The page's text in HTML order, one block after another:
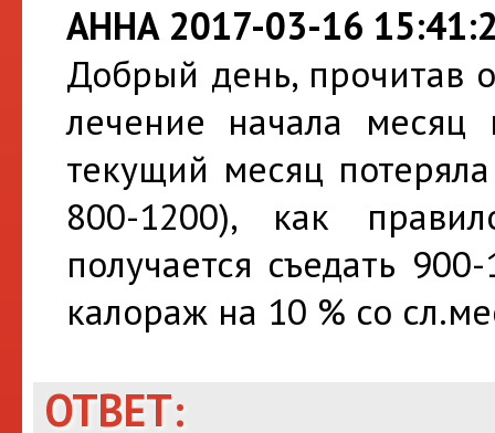
АННА 2017-03-16
Добрый день, прочитав
лечение начала
текущий месяц
800-1200), как
получается съедать
калораж на 10 % со
ОТВЕТ: